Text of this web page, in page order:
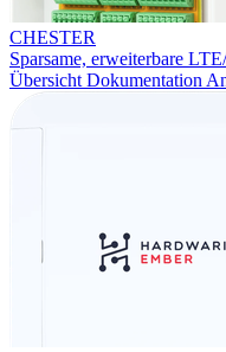
CHESTER
Sparsame, erweiterbare
Übersicht Dokumentation